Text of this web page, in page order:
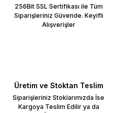
256Bit SSL Sertifikası ile Tüm
Siparişleriniz Güvende. Keyifli
Alışverişler
Üretim ve Stoktan Teslim
Siparişleriniz Stoklarımızda İse
Kargoya Teslim Edilir ya da